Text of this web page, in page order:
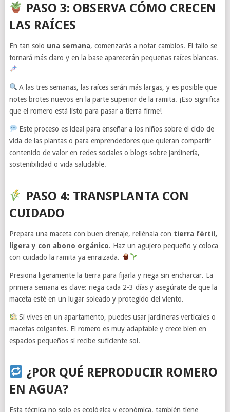
PASO 3: OBSERVA CÓMO CRECEN
LAS RAÍCES
En tan solo una semana, comenzarás a notar cambios. El tallo se
tornará más claro y en la base aparecerán pequeñas raíces blancas.
A las tres semanas, las raíces serán más largas, y es posible que
notes brotes nuevos en la parte superior de la ramita. ¡Eso significa
que el romero está listo para pasar a tierra firme!
Este proceso es ideal para enseñar a los niños sobre el ciclo de
vida de las plantas o para emprendedores que quieran compartir
contenido de valor en redes sociales o blogs sobre jardinería,
sostenibilidad o vida saludable.
PASO 4: TRANSPLANTA CON
CUIDADO
Prepara una maceta con buen drenaje, rellénala con tierra fértil,
ligera y con abono orgánico. Haz un agujero pequeño y coloca
con cuidado la ramita ya enraizada.
Presiona ligeramente la tierra para fijarla y riega sin encharcar. La
primera semana es clave: riega cada 2-3 días y asegúrate de que la
maceta esté en un lugar soleado y protegido del viento.
Si vives en un apartamento, puedes usar jardineras verticales o
macetas colgantes. El romero es muy adaptable y crece bien en
espacios pequeños si recibe suficiente sol.
¿POR QUÉ REPRODUCIR ROMERO
EN AGUA?
Esta técnica no solo es ecológica y económica, también tiene